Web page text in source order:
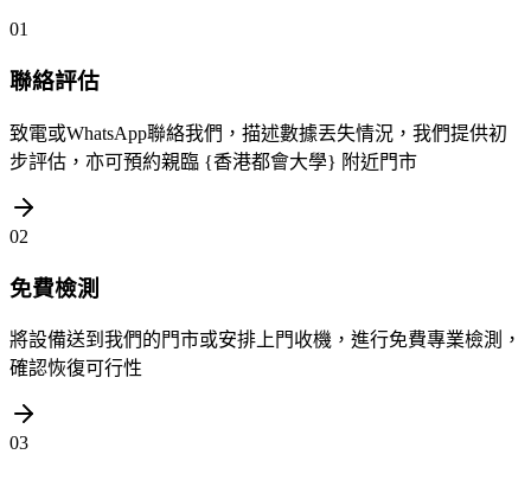
01
聯絡評估
致電或WhatsApp聯絡我們，描述數據丟失情況，我們提供初
步評估，亦可預約親臨 {香港都會大學} 附近門市
02
免費檢測
將設備送到我們的門市或安排上門收機，進行免費專業檢測，
確認恢復可行性
03